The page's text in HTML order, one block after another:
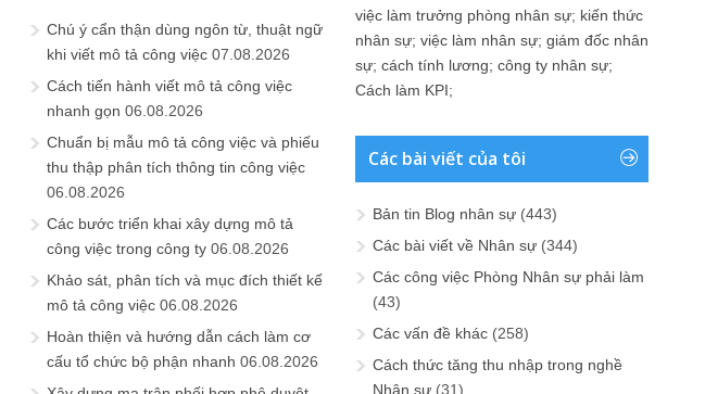
Chú ý cẩn thận dùng ngôn từ, thuật ngữ
khi viết mô tả công việc 07.08.2026
Cách tiến hành viết mô tả công việc
nhanh gọn 06.08.2026
Chuẩn bị mẫu mô tả công việc và phiếu
thu thập phân tích thông tin công việc
06.08.2026
Các bước triển khai xây dựng mô tả
công việc trong công ty 06.08.2026
Khảo sát, phân tích và mục đích thiết kế
mô tả công việc 06.08.2026
Hoàn thiện và hướng dẫn cách làm cơ
cấu tổ chức bộ phận nhanh 06.08.2026
việc làm trưởng phòng nhân sự; kiến thức
nhân sự; việc làm nhân sự; giám đốc nhân
sự; cách tính lương; công ty nhân sự;
Cách làm KPI;
Các bài viết của tôi
Bản tin Blog nhân sự (443)
Các bài viết về Nhân sự (344)
Các công việc Phòng Nhân sự phải làm
(43)
Các vấn đề khác (258)
Cách thức tăng thu nhập trong nghề
Nhân sự (31)